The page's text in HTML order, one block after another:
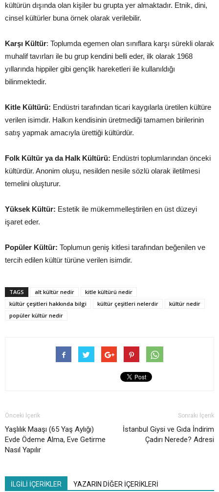
kültürün dışında olan kişiler bu grupta yer almaktadır. Etnik, dini,
cinsel kültürler buna örnek olarak verilebilir.
Karşı Kültür: Toplumda egemen olan sınıflara karşı sürekli olarak
muhalif tavırları ile bu grup kendini belli eder, ilk olarak 1968
yıllarında hippiler gibi gençlik hareketleri ile kullanıldığı
bilinmektedir.
Kitle Kültürü: Endüstri tarafından ticari kaygılarla üretilen kültüre
verilen isimdir. Halkın kendisinin üretmediği tamamen birilerinin
satış yapmak amacıyla ürettiği kültürdür.
Folk Kültür ya da Halk Kültürü: Endüstri toplumlarından önceki
kültürdür. Anonim oluşu, nesilden nesile sözlü olarak iletilmesi
temelini oluşturur.
Yüksek Kültür: Estetik ile mükemmelleştirilen en üst düzeyi
işaret eder.
Popüler Kültür: Toplumun geniş kitlesi tarafından beğenilen ve
tercih edilen kültür türüne verilen isimdir.
TAGS alt kültür nedir
kitle kültürü nedir
kültür çeşitleri hakkında bilgi
kültür çeşitleri nelerdir
kültür nedir
popüler kültür nedir
Önceki İçerik
Yaşlılık Maaşı (65 Yaş Aylığı)
Evde Ödeme Alma, Eve Getirme
Nasıl Yapılır
Sonraki İçerik
İstanbul Giysi ve Gıda İndirim
Çadırı Nerede? Adresi
İLGİLİ İÇERİKLER YAZARIN DİĞER İÇERİKLERİ